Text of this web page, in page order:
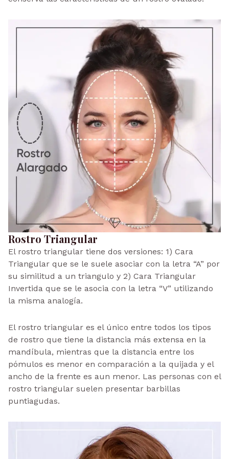
Rostro Triangular
El rostro triangular tiene dos versiones: 1) Cara
Triangular que se le suele asociar con la letra “A” por
su similitud a un triangulo y 2) Cara Triangular
Invertida que se le asocia con la letra “V” utilizando
la misma analogía.
El rostro triangular es el único entre todos los tipos
de rostro que tiene la distancia más extensa en la
mandíbula, mientras que la distancia entre los
pómulos es menor en comparación a la quijada y el
ancho de la frente es aun menor. Las personas con el
rostro triangular suelen presentar barbillas
puntiagudas.